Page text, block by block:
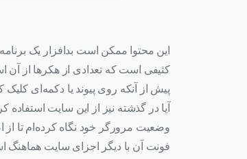
این محتوا ممکن است بدافزار یک
کثیفی است که تعدادی از هکرها از آن
پیش از آنکه روی پیوند یا دکمه‌ای
آیا در گذشته نیز از این سایت استفاده
وضعیت مرورگر خود نگاه کرده‌ام تا
فونت آن با دیگر اجزای سایت هماهنگ